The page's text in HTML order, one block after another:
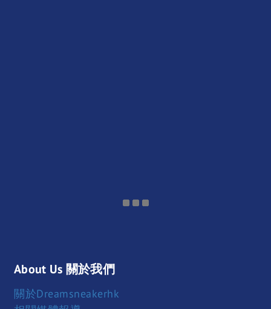
About Us 關於我們
關於Dreamsneakerhk